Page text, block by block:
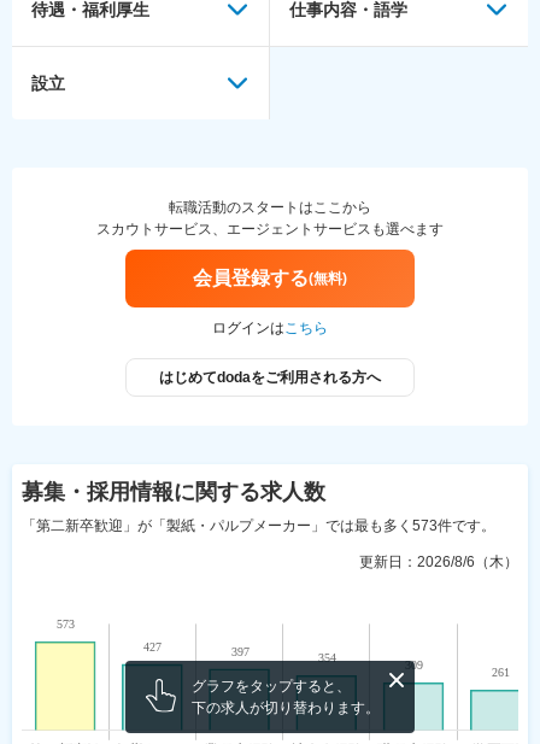
待遇・福利厚生 仕事内容・語学
設立
転職活動のスタートはここから
スカウトサービス、エージェントサービスも選べます
会員登録する(無料)
ログインはこちら
はじめてdodaをご利用される方へ
募集・採用情報に関する求人数
「第二新卒歓迎」が「製紙・パルプメーカー」では最も多く573件です。
更新日： 2026/8/6（木）
グラフをタップすると、
下の求人が切り替わります。